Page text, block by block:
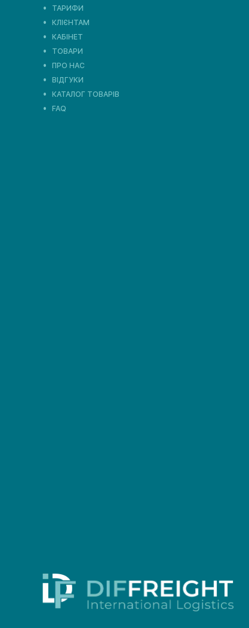
ТАРИФИ
КЛІЄНТАМ
КАБІНЕТ
ТОВАРИ
ПРО НАС
ВІДГУКИ
КАТАЛОГ ТОВАРІВ
FAQ